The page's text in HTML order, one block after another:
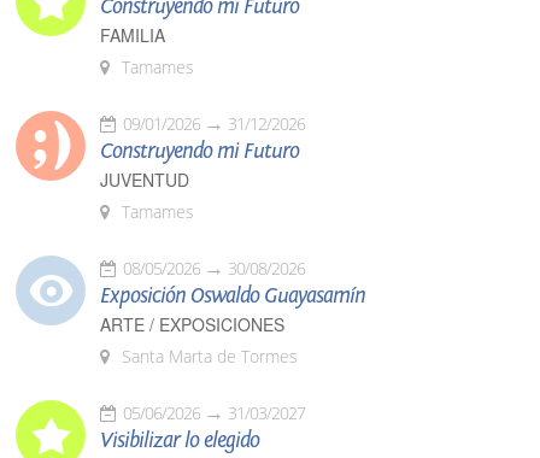
Construyendo mi Futuro
FAMILIA
Tamames
09/01/2026 31/12/2026
Construyendo mi Futuro
JUVENTUD
Tamames
08/05/2026 30/08/2026
Exposición Oswaldo Guayasamín
ARTE / EXPOSICIONES
Santa Marta de Tormes
05/06/2026 31/03/2027
Visibilizar lo elegido